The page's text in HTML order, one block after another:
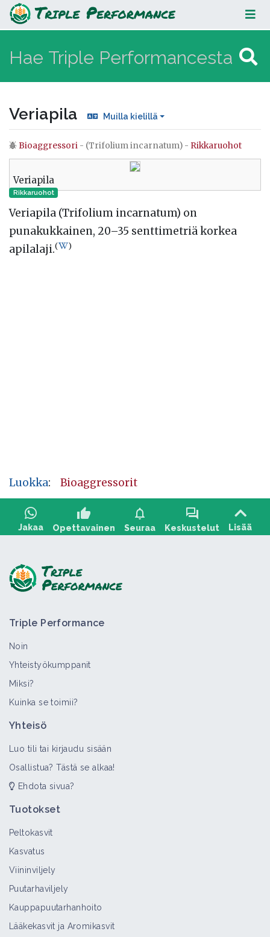
Veriapila
Veriapila Muilla kielillä
Loikkaa:valikkoon,hakuun
Bioaggressori - (Trifolium incarnatum) - Rikkaruohot
Veriapila
Rikkaruohot
Veriapila (Trifolium incarnatum) on
punakukkainen, 20–35 senttimetriä korkea
apilalaji.( )
Luokka: Bioaggressorit
Jakaa
thumb_up
Opettavainen
notifications
Seuraa
forum
Keskustelut Lisää
Idänkukonkannus
Triple Performance
Noin
Yhteistyökumppanit
Miksi?
Kuinka se toimii?
Yhteisö
Luo tili tai kirjaudu sisään
Osallistua? Tästä se alkaa!
Ehdota sivua?
Tuotokset
Peltokasvit
Kasvatus
Viininviljely
Puutarhaviljely
Kauppapuutarhanhoito
Lääkekasvit ja Aromikasvit